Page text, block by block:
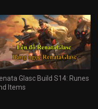
Glasc Build S14: Runes
Items